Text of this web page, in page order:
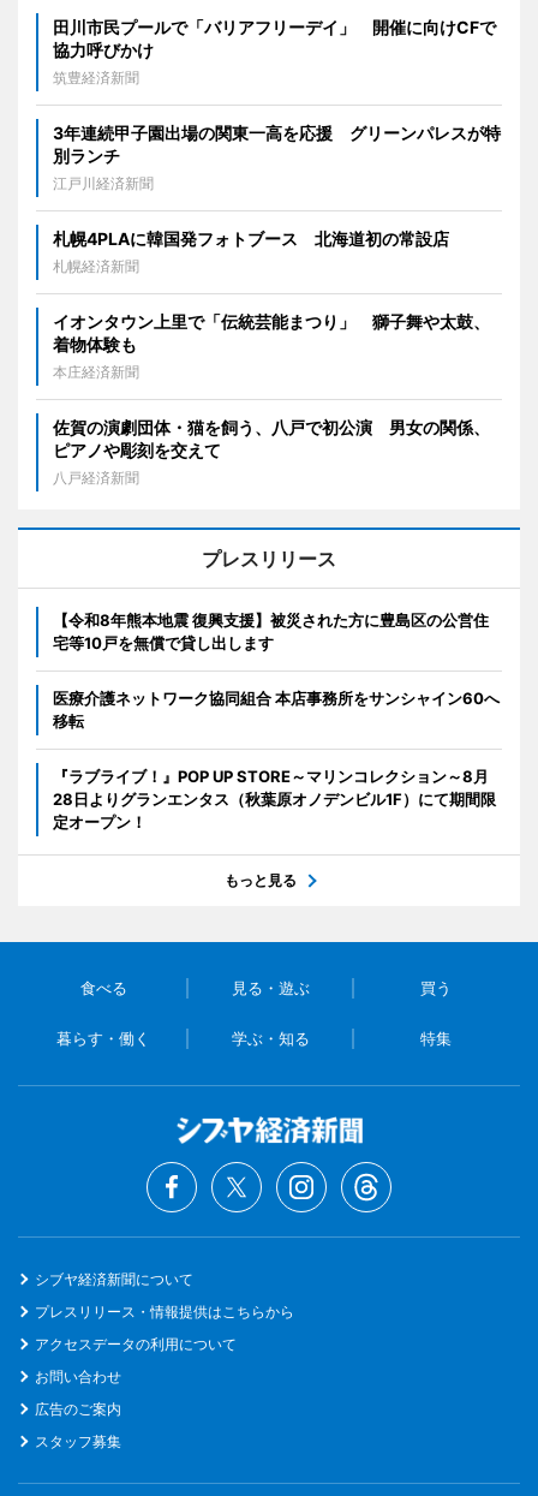
田川市民プールで「バリアフリーデイ」 開催に向けCFで
協力呼びかけ
筑豊経済新聞
3年連続甲子園出場の関東一高を応援 グリーンパレスが特
別ランチ
江戸川経済新聞
札幌4PLAに韓国発フォトブース 北海道初の常設店
札幌経済新聞
イオンタウン上里で「伝統芸能まつり」 獅子舞や太鼓、
着物体験も
本庄経済新聞
佐賀の演劇団体・猫を飼う、八戸で初公演 男女の関係、
ピアノや彫刻を交えて
八戸経済新聞
プレスリリース
【令和8年熊本地震 復興支援】被災された方に豊島区の公営住
宅等10戸を無償で貸し出します
医療介護ネットワーク協同組合 本店事務所をサンシャイン60へ
移転
『ラブライブ！』POP UP STORE～マリンコレクション～8月
28日よりグランエンタス（秋葉原オノデンビル1F）にて期間限
定オープン！
もっと見る
食べる 見る・遊ぶ 買う
暮らす・働く 学ぶ・知る 特集
シブヤ経済新聞について
プレスリリース・情報提供はこちらから
アクセスデータの利用について
お問い合わせ
広告のご案内
スタッフ募集